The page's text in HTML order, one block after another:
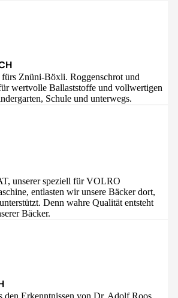
Znüni-Böxli. Roggenschrot und
wertvolle Ballaststoffe und vollwertigen
Schule und unterwegs.
unserer speziell für VOLRO
entlasten wir unsere Bäcker dort,
Denn wahre Qualität entsteht
Bäcker.
den Erkenntnissen von Dr. Adolf Roos,